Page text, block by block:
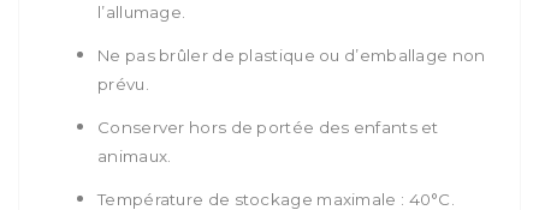
l’allumage.
Ne pas brûlerde plastique ou d’emballage non
prévu.
Conserver hors de portée des enfants et
animaux.
Température de stockage maximale : 40°C.